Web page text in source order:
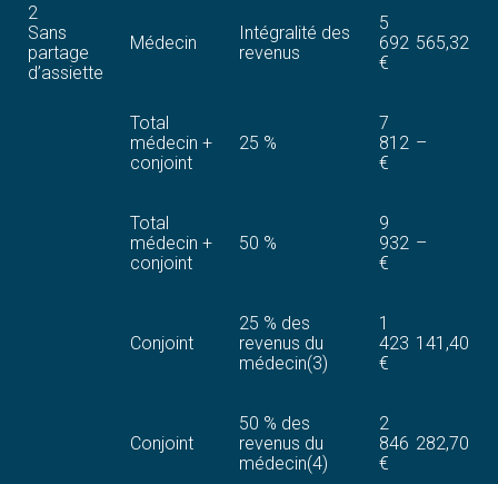
2
Sans
partage
d’assiette
Médecin
Intégralité des
revenus
5
692
€
565,32
Total
médecin +
conjoint
25 %
7
812
€
–
Total
médecin +
conjoint
50 %
9
932
€
–
Conjoint
25 % des
revenus du
médecin(3)
1
423
€
141,40
Conjoint
50 % des
revenus du
médecin(4)
2
846
€
282,70